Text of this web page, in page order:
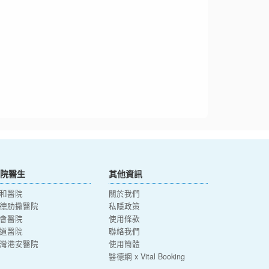
醫生
醫院
肋撒醫院
醫院
醫院
港安醫院
其他資訊
關於我們
私隱政策
使用條款
聯絡我們
使用簡體
醫德網 x Vital Booking